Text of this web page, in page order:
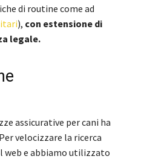
di routine come ad
), con estensione di
legale.
assicurative per cani ha
velocizzare la ricerca
web e abbiamo utilizzato